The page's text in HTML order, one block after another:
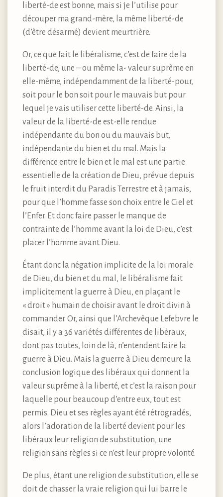
liberté-de est bonne, mais si je l’utilise pour
découper ma grand-mère, la même liberté-de
(d’être désarmé) devient meurtrière.
Or, ce que fait le libéralisme, c’est de faire de la
liberté-de, une – ou même la- valeur suprême en
elle-même, indépendamment de la liberté-pour,
soit pour le bon soit pour le mauvais but pour
lequel je vais utiliser cette liberté-de. Ainsi, la
valeur de la liberté-de est-elle rendue
indépendante du bon ou du mauvais but,
indépendante du bien et du mal. Mais la
différence entre le bien et le mal est une partie
essentielle de la création de Dieu, prévue depuis
le fruit interdit du Paradis Terrestre et à jamais,
pour que l’homme fasse son choix entre le Ciel et
l’Enfer. Et donc faire passer le manque de
contrainte de l’homme avant la loi de Dieu, c’est
placer l’homme avant Dieu.
Étant donc la négation implicite de la loi morale
de Dieu, du bien et du mal, le libéralisme fait
implicitement la guerre à Dieu, en plaçant le
« droit » humain de choisir avant le droit divin à
commander. Or, ainsi que l’Archevêque Lefebvre le
disait, il y a 36 variétés différentes de libéraux,
dont pas toutes, loin de là, n’entendent faire la
guerre à Dieu. Mais la guerre à Dieu demeure la
conclusion logique des libéraux qui donnent la
valeur suprême à la liberté, et c’est la raison pour
laquelle pour beaucoup d’entre eux, tout est
permis. Dieu et ses règles ayant été rétrogradés,
alors l’adoration de la liberté devient pour les
libéraux leur religion de substitution, une
religion sans règles si ce n’est leur propre volonté.
De plus, étant une religion de substitution, elle se
doit de chasser la vraie religion qui lui barre le